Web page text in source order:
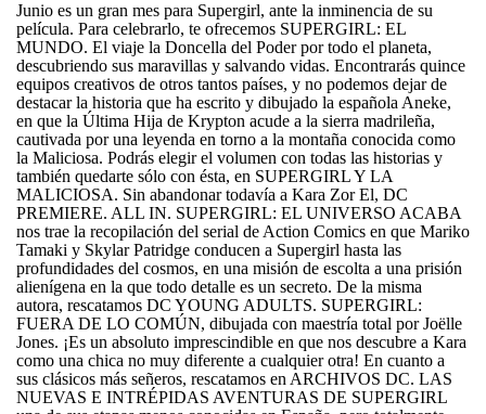
Junio es un gran mes para Supergirl, ante la inminencia de su
película. Para celebrarlo, te ofrecemos SUPERGIRL: EL
MUNDO. El viaje la Doncella del Poder por todo el planeta,
descubriendo sus maravillas y salvando vidas. Encontrarás quince
equipos creativos de otros tantos países, y no podemos dejar de
destacar la historia que ha escrito y dibujado la española Aneke,
en que la Última Hija de Krypton acude a la sierra madrileña,
cautivada por una leyenda en torno a la montaña conocida como
la Maliciosa. Podrás elegir el volumen con todas las historias y
también quedarte sólo con ésta, en SUPERGIRL Y LA
MALICIOSA. Sin abandonar todavía a Kara Zor El, DC
PREMIERE. ALL IN. SUPERGIRL: EL UNIVERSO ACABA
nos trae la recopilación del serial de Action Comics en que Mariko
Tamaki y Skylar Patridge conducen a Supergirl hasta las
profundidades del cosmos, en una misión de escolta a una prisión
alienígena en la que todo detalle es un secreto. De la misma
autora, rescatamos DC YOUNG ADULTS. SUPERGIRL:
FUERA DE LO COMÚN, dibujada con maestría total por Joëlle
Jones. ¡Es un absoluto imprescindible en que nos descubre a Kara
como una chica no muy diferente a cualquier otra! En cuanto a
sus clásicos más señeros, rescatamos en ARCHIVOS DC. LAS
NUEVAS E INTRÉPIDAS AVENTURAS DE SUPERGIRL